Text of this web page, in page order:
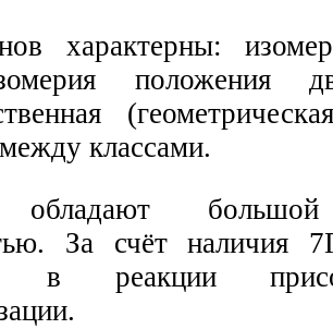
характерны:
положения
классами.
большой
За счёт наличия
в реакции